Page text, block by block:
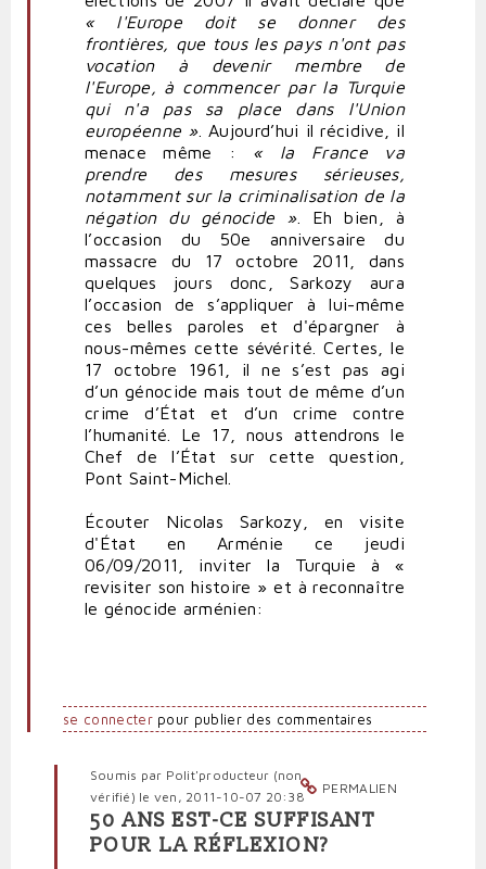
« l'Europe doit se donner des
frontières, que tous les pays n'ont pas
vocation à devenir membre de
l'Europe, à commencer par la Turquie
qui n'a pas sa place dans l'Union
européenne ». Aujourd’hui il récidive, il
menace même : « la France va
prendre des mesures sérieuses,
notamment sur la criminalisation de la
négation du génocide ». Eh bien, à
l’occasion du 50e anniversaire du
massacre du 17 octobre 2011, dans
quelques jours donc, Sarkozy aura
l’occasion de s’appliquer à lui-même
ces belles paroles et d'épargner à
nous-mêmes cette sévérité. Certes, le
17 octobre 1961, il ne s’est pas agi
d’un génocide mais tout de même d’un
crime d’État et d’un crime contre
l’humanité. Le 17, nous attendrons le
Chef de l’État sur cette question,
Pont Saint-Michel.
Écouter Nicolas Sarkozy, en visite
d'État en Arménie ce jeudi
06/09/2011, inviter la Turquie à «
revisiter son histoire » et à reconnaître
le génocide arménien:
se connecterpour publier des commentaires
PERMALIEN
Soumis par Polit'producteur (non
vérifié) le ven, 2011-10-07 20:38
En
réponse
50 ANS EST-CE SUFFISANT
POUR LA RÉFLEXION?